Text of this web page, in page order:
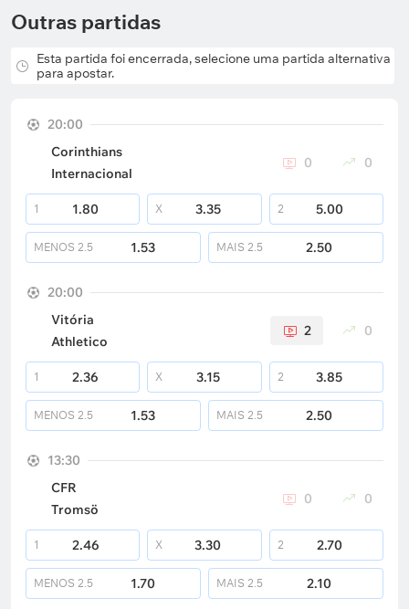
Outras partidas
Esta partida foi encerrada, selecione uma partida alternativa
para apostar.
20:00
Corinthians
Internacional
0 0
1 1.80 X 3.35 2 5.00
MENOS 2.5 1.53 MAIS 2.5 2.50
20:00
Vitória
Athletico
2 0
1 2.36 X 3.15 2 3.85
MENOS 2.5 1.53 MAIS 2.5 2.50
13:30
CFR
Tromsö
0 0
1 2.46 X 3.30 2 2.70
MENOS 2.5 1.70 MAIS 2.5 2.10